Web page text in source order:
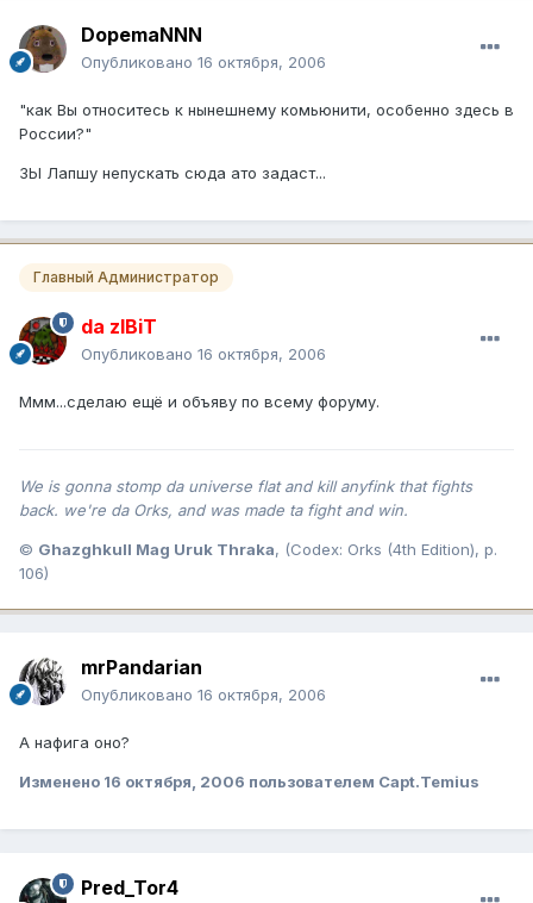
DopemaNNN
Опубликовано 16 октября, 2006
"как Вы относитесь к нынешнему комьюнити, особенно здесь в
России?"
ЗЫ Лапшу непускать сюда ато задаст...
Главный Администратор
da zIBiT
Опубликовано 16 октября, 2006
Ммм...сделаю ещё и объяву по всему форуму.
We is gonna stomp da universe flat and kill anyfink that fights
back. we're da Orks, and was made ta fight and win.
© Ghazghkull Mag Uruk Thraka, (Codex: Orks (4th Edition), p.
106)
mrPandarian
Опубликовано 16 октября, 2006
А нафига оно?
Изменено 16 октября, 2006 пользователем Capt.Temius
Pred_Tor4